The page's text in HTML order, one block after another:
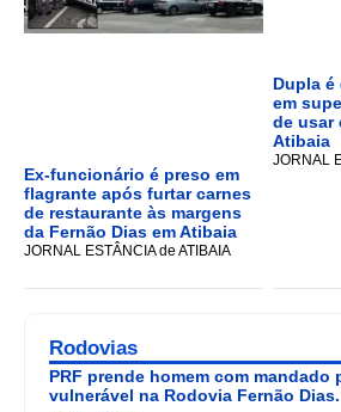
Ex-funcionário é preso em
flagrante após furtar carnes
de restaurante às margens
da Fernão Dias em Atibaia
JORNAL ESTÂNCIA de ATIBAIA
Dupla
em
de usar
Atibaia
JORNAL
Rodovias
PRF prende homem com mandado
vulnerável na Rodovia Fernão Dias.